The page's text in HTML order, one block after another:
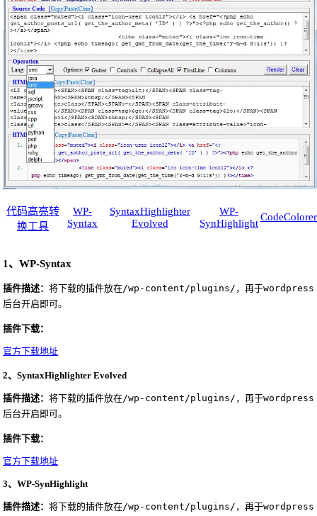
代码高亮转
换工具
WP-
Syntax
SyntaxHighlighter
Evolved
WP-
SynHighlight
CodeColorer
1、WP-Syntax
插件描述： 将下载的插件放在/wp-content/plugins/，再于wordpress
后台开启即可。
插件下载：
官方下载地址
2、SyntaxHighlighter Evolved
插件描述： 将下载的插件放在/wp-content/plugins/，再于wordpress
后台开启即可。
插件下载：
官方下载地址
3、WP-SynHighlight
插件描述： 将下载的插件放在/wp-content/plugins/，再于wordpress